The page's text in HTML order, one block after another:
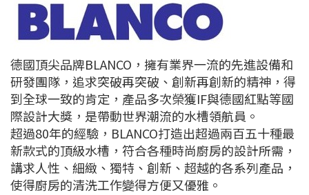
德國頂尖品牌BLANCO，擁有業界一流的先進設備和
研發團隊，追求突破再突破、創新再創新的精神，得
到全球一致的肯定，產品多次榮獲IF與德國紅點等國
際設計大獎，是帶動世界潮流的水槽領航員。
超過80年的經驗，BLANCO打造出超過兩百五十種最
新款式的頂級水槽，符合各種時尚廚房的設計所需，
講求人性、細緻、獨特、創新、超越的各系列產品，
使得廚房的清洗工作變得方便又優雅。